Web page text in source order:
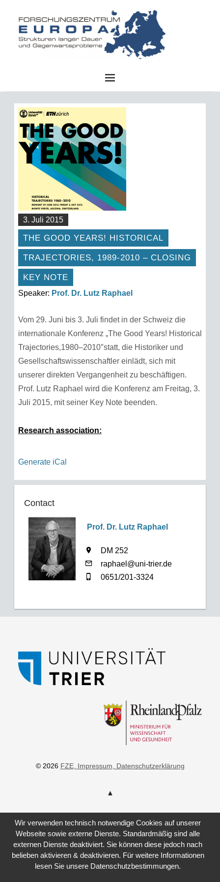
3. Juli 2015
THE GOOD YEARS! HISTORICAL
TRAJECTORIES, 1989-2010 – CLOSING
KEY NOTE
Speaker: Prof. Dr. Lutz Raphael
Vom 29. Juni bis 3. Juli findet in der Schweiz die
internationale Konferenz „The Good Years! Historical
Trajectories,1980–2010″statt, die Historiker und
Gesellschaftswissenschaftler einlädt, sich mit
unserer direkten Vergangenheit zu beschäftigen.
Prof. Lutz Raphael wird die Konferenz am Freitag, 3.
Juli 2015, mit seiner Key Note beenden.
Research association:
Generate iCal
Contact
Prof. Dr. Lutz Raphael
DM 252
raphael@uni-trier.de
0651/201-3324
© 2026 FZE, Impressum, Datenschutzerklärung
Wir verwenden technisch notwendige Cookies auf unserer
Webseite sowie externe Dienste. Standardmäßig sind alle
externen Dienste deaktiviert. Sie können diese jedoch nach
belieben aktivieren & deaktivieren. Für weitere Informationen
lesen Sie unsere Datenschutzbestimmungen.